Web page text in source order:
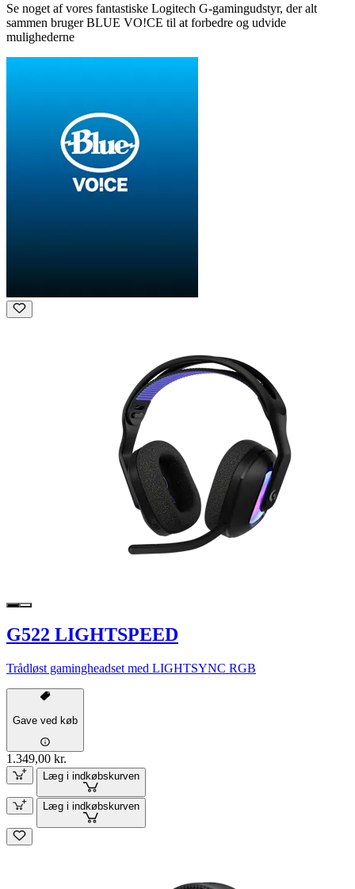
Se noget af vores fantastiske Logitech G-gamingudstyr, der alt
sammen bruger BLUE VO!CE til at forbedre og udvide
mulighederne
G522 LIGHTSPEED
Trådløst gamingheadset med LIGHTSYNC RGB
Gave ved køb
1.349,00 kr.
Læg i indkøbskurven
Læg i indkøbskurven